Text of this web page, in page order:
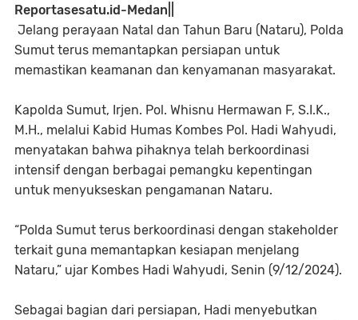
Reportasesatu.id-Medan||
Jelang perayaan Natal dan Tahun Baru (Nataru), Polda
Sumut terus memantapkan persiapan untuk
memastikan keamanan dan kenyamanan masyarakat.
Kapolda Sumut, Irjen. Pol. Whisnu Hermawan F, S.I.K.,
M.H., melalui Kabid Humas Kombes Pol. Hadi Wahyudi,
menyatakan bahwa pihaknya telah berkoordinasi
intensif dengan berbagai pemangku kepentingan
untuk menyukseskan pengamanan Nataru.
“Polda Sumut terus berkoordinasi dengan stakeholder
terkait guna memantapkan kesiapan menjelang
Nataru,” ujar Kombes Hadi Wahyudi, Senin (9/12/2024).
Sebagai bagian dari persiapan, Hadi menyebutkan